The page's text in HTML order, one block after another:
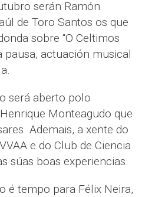
serán Ramón
de Toro Santos os que
sobre “O Celtimos
pausa, actuación musical
será aberto polo
Monteagudo que
Ademais, a xente do
e do Club de Ciencia
súas boas experiencias.
é tempo para Félix Neira,